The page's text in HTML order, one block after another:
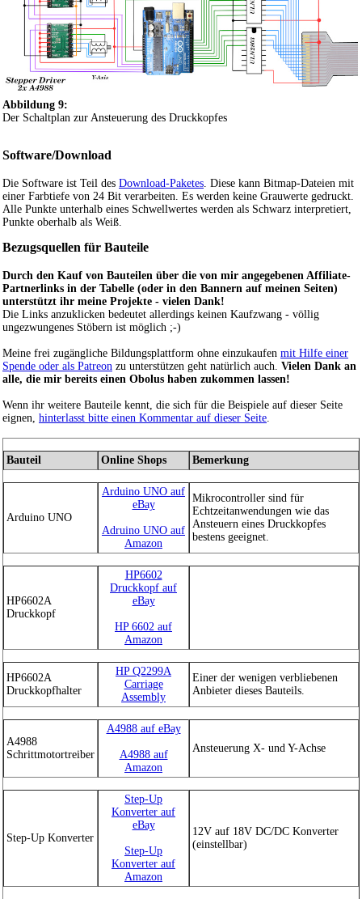
Abbildung 9:
Der Schaltplan zur Ansteuerung des Druckkopfes
Software/Download
Die Software ist Teil des Download-Paketes. Diese kann Bitmap-Dateien mit
einer Farbtiefe von 24 Bit verarbeiten. Es werden keine Grauwerte gedruckt.
Alle Punkte unterhalb eines Schwellwertes werden als Schwarz interpretiert,
Punkte oberhalb als Weiß.
Bezugsquellen für Bauteile
Durch den Kauf von Bauteilen über die von mir angegebenen Affiliate-
Partnerlinks in der Tabelle (oder in den Bannern auf meinen Seiten)
unterstützt ihr meine Projekte - vielen Dank!
Die Links anzuklicken bedeutet allerdings keinen Kaufzwang - völlig
ungezwungenes Stöbern ist möglich ;-)
Meine frei zugängliche Bildungsplattform ohne einzukaufen mit Hilfe einer
Spende oder als Patreon zu unterstützen geht natürlich auch. Vielen Dank an
alle, die mir bereits einen Obolus haben zukommen lassen!
Wenn ihr weitere Bauteile kennt, die sich für die Beispiele auf dieser Seite
eignen, hinterlasst bitte einen Kommentar auf dieser Seite
Bauteil Online Shops Bemerkung
Arduino UNO
Arduino UNO auf
eBay
Adruino UNO auf
Amazon
Mikrocontroller sind für
Echtzeitanwendungen wie das
Ansteuern eines Druckkopfes
bestens geeignet.
HP6602A
Druckkopf
HP6602
Druckkopf auf
eBay
HP 6602 auf
Amazon
HP6602A
Druckkopfhalter
HP Q2299A
Carriage
Assembly
Einer der wenigen verbliebenen
Anbieter dieses Bauteils.
A4988
Schrittmotortreiber
A4988 auf eBay
A4988 auf
Amazon
Ansteuerung X- und Y-Achse
Step-Up Konverter
Step-Up
Konverter auf
eBay
Step-Up
Konverter auf
Amazon
12V auf 18V DC/DC Konverter
(einstellbar)